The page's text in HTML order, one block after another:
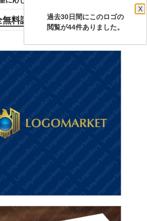
料譲渡 します
過去30日間にこのロゴの
X
閲覧が44件ありました。